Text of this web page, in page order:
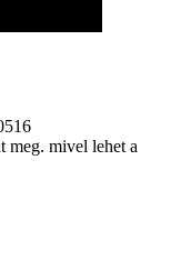
meg. mivel lehet a